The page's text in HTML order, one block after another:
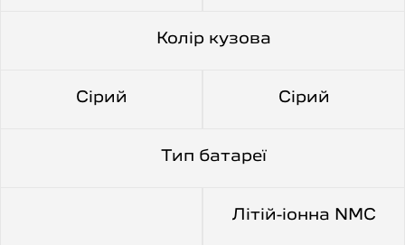
Колір кузова
Сірий Сірий
Тип батареї
Літій-іонна NMC